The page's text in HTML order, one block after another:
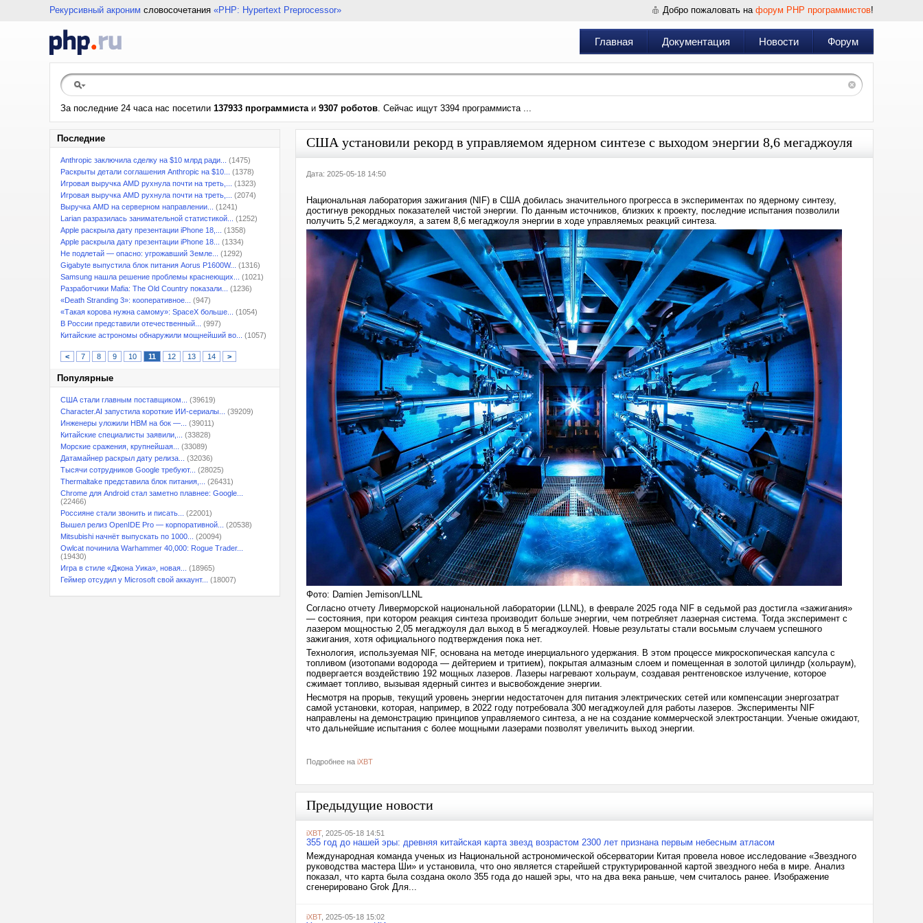
Рекурсивный акроним словосочетания «PHP: Hypertext Preprocessor» Добро пожаловать на форум PHP программистов!
Главная Документация Новости Форум
За последние 24 часа нас посетили 137933 программистаи 9307 роботов. Сейчас ищут 3394 программиста ...
Последние
Anthropic заключила сделку на $10 млрд ради...
(1475)
Раскрыты детали соглашения Anthropic на $10...
(1378)
Игровая выручка AMD рухнула почти на треть,...
(1323)
Игровая выручка AMD рухнула почти на треть,...
(2074)
Выручка AMD на серверном направлении...
(1241)
Larian разразилась занимательной статистикой...
(1252)
Apple раскрыла дату презентации iPhone 18,...
(1358)
Apple раскрыла дату презентации iPhone 18...
(1334)
Не подлетай — опасно: угрожавший Земле...
(1292)
Gigabyte выпустила блок питания Aorus P1600W...
(1316)
Samsung нашла решение проблемы краснеющих...
(1021)
Разработчики Mafia: The Old Country показали...
(1236)
«Death Stranding 3»: кооперативное...
(947)
«Такая корова нужна самому»: SpaceX больше...
(1054)
В России представили отечественный...
(997)
Китайские астрономы обнаружили мощнейший во...
(1057)
< 7 8 9 10 11 12 13 14 >
Популярные
США стали главным поставщиком...
(39619)
Character.AI запустила короткие ИИ-сериалы...
(39209)
Инженеры уложили HBM на бок —...
(39011)
Китайские специалисты заявили,...
(33828)
Морские сражения, крупнейшая...
(33089)
Датамайнер раскрыл дату релиза...
(32036)
Тысячи сотрудников Google требуют...
(28025)
Thermaltake представила блок питания,...
(26431)
Chrome для Android стал заметно плавнее: Google...
(22466)
Россияне стали звонить и писать...
(22001)
Вышел релиз OpenIDE Pro — корпоративной...
(20538)
Mitsubishi начнёт выпускать по 1000...
(20094)
Owlcat починила Warhammer 40,000: Rogue Trader...
(19430)
Игра в стиле «Джона Уика», новая...
(18965)
Геймер отсудил у Microsoft свой аккаунт...
(18007)
США установили рекорд в управляемом ядерном синтезе с выходом энергии 8,6 мегаджоуля
Дата: 2025-05-18 14:50
Национальная лаборатория зажигания (NIF) в США добилась значительного прогресса в экспериментах по ядерному синтезу,
достигнув рекордных показателей чистой энергии. По данным источников, близких к проекту, последние испытания позволили
получить 5,2 мегаджоуля, а затем 8,6 мегаджоуля энергии в ходе управляемых реакций синтеза.
Фото: Damien Jemison/LLNL
Согласно отчету Ливерморской национальной лаборатории (LLNL), в феврале 2025 года NIF в седьмой раз достигла «зажигания»
— состояния, при котором реакция синтеза производит больше энергии, чем потребляет лазерная система. Тогда эксперимент с
лазером мощностью 2,05 мегаджоуля дал выход в 5 мегаджоулей. Новые результаты стали восьмым случаем успешного
зажигания, хотя официального подтверждения пока нет.
Технология, используемая NIF, основана на методе инерциального удержания. В этом процессе микроскопическая капсула с
топливом (изотопами водорода — дейтерием и тритием), покрытая алмазным слоем и помещенная в золотой цилиндр (хольраум),
подвергается воздействию 192 мощных лазеров. Лазеры нагревают хольраум, создавая рентгеновское излучение, которое
сжимает топливо, вызывая ядерный синтез и высвобождение энергии.
Несмотря на прорыв, текущий уровень энергии недостаточен для питания электрических сетей или компенсации энергозатрат
самой установки, которая, например, в 2022 году потребовала 300 мегаджоулей для работы лазеров. Эксперименты NIF
направлены на демонстрацию принципов управляемого синтеза, а не на создание коммерческой электростанции. Ученые ожидают,
что дальнейшие испытания с более мощными лазерами позволят увеличить выход энергии.
Подробнее на iXBT
Предыдущие новости
iXBT, 2025-05-18 14:51
355 год до нашей эры: древняя китайская карта звезд возрастом 2300 лет признана первым небесным атласом
Международная команда ученых из Национальной астрономической обсерватории Китая провела новое исследование «Звездного
руководства мастера Ши» и установила, что оно является старейшей структурированной картой звездного неба в мире. Анализ
показал, что карта была создана около 355 года до нашей эры, что на два века раньше, чем считалось ранее. Изображение
сгенерировано Grok Для...
iXBT, 2025-05-18 15:02